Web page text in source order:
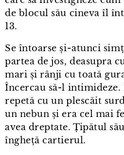
de blocul său cineva îl
13.
Se întoarse și⁠-⁠atunci
partea de jos, deasupra
mari și rânji cu toată
Încercau să-l intimideze.
repetă cu un plescăit
un nebun și era cel mai
avea dreptate. Țipătul
îngheță cartierul.